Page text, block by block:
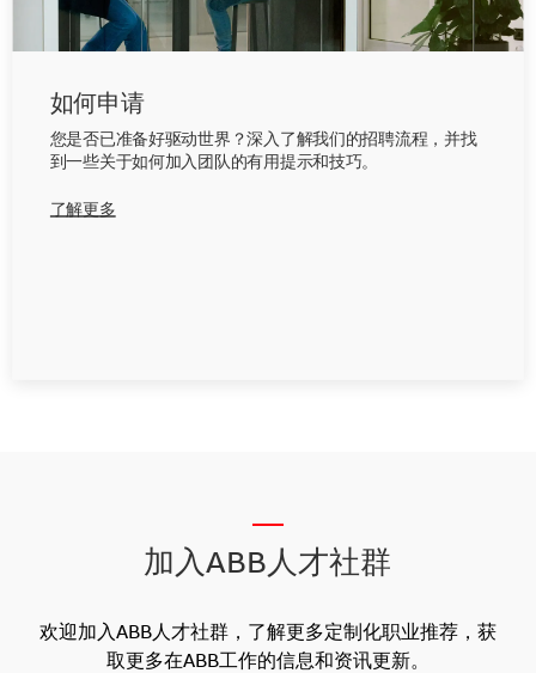
如何申请
您是否已准备好驱动世界？深入了解我们的招聘流程，并找
到一些关于如何加入团队的有用提示和技巧。
了解更多
加入ABB人才社群
欢迎加入ABB人才社群，了解更多定制化职业推荐，获
取更多在ABB工作的信息和资讯更新。